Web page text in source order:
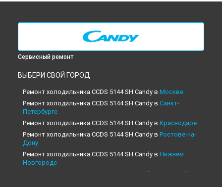
Сервисный ремонт
ВЫБЕРИ СВОЙ ГОРОД
Ремонт холодильника CCDS 5144 SH Candy в Москве
Ремонт холодильника CCDS 5144 SH Candy в Санкт-
Петербурге
Ремонт холодильника CCDS 5144 SH Candy в Краснодаре
Ремонт холодильника CCDS 5144 SH Candy в Ростове-на-
Дону
Ремонт холодильника CCDS 5144 SH Candy в Нижнем
Новгороде
Ремонт холодильника CCDS 5144 SH Candy в
Новосибирске